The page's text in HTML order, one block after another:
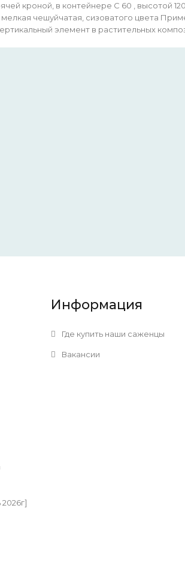
кроной, в контейнере С 60 , высотой
чешуйчатая, сизоватого цвета
элемент в растительных
Информация
Где купить наши саженцы
Вакансии